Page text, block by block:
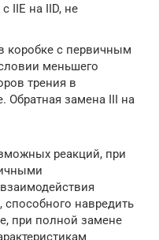
IIE на IID, не
коробке с первичным
меньшего
трения в
Обратная замена III на
реакций, при
навредить
при полной замене